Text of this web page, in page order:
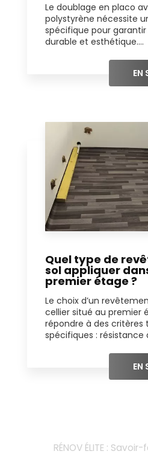
Le doublage en placo
polystyrène nécessite
spécifique pour
durable et esthétique....
EN
Quel type de
sol appliquer
premier étage ?
Le choix d’un
cellier situé au premier
répondre à des critères
spécifiques : résistance
EN
RÉNOV ÉLITE :